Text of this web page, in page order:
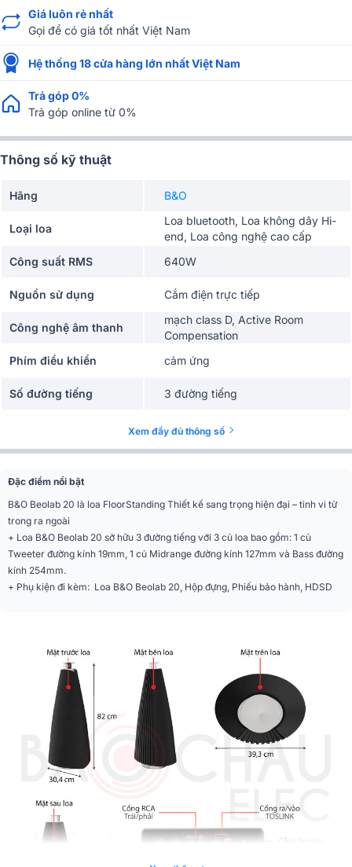
Giá luôn rẻ nhất
Gọi để có giá tốt nhất Việt Nam
Hệ thống 18 cửa hàng lớn nhất Việt Nam
Trả góp 0%
Trả góp online từ 0%
Thông số kỹ thuật
Hãng B&O
Loại loa
Loa bluetooth, Loa không dây Hi-
end, Loa công nghệ cao cấp
Công suất RMS
640W
Nguồn sử dụng Cắm điện trực tiếp
Công nghệ âm thanh
mạch class D, Active Room
Compensation
Phím điều khiển
cảm ứng
Số đường tiếng 3 đường tiếng
làm việc
Cổng kết nối
Ứng dụng điều khiển
trên điện thoại
inch, 1 loa woofer 10 inch
19,5Hz - 23.,6KHz
Kích thước 39.3 x 82 x 30.4 cm
Trọng lượng 18 kg
Hãng loa
Xem đầy đủ thông số
Đặc điểm nổi bật
B&O Beolab 20 là loa FloorStanding Thiết kế sang trọng hiện đại – tinh vi từ
trong ra ngoài
+ Loa B&O Beolab 20 sở hữu 3 đường tiếng với 3 củ loa bao gồm: 1 củ
Tweeter đường kính 19mm, 1 củ Midrange đường kính 127mm và Bass đường
kính 254mm.
+ Phụ kiện đi kèm: Loa B&O Beolab 20, Hộp đựng, Phiếu bảo hành, HDSD